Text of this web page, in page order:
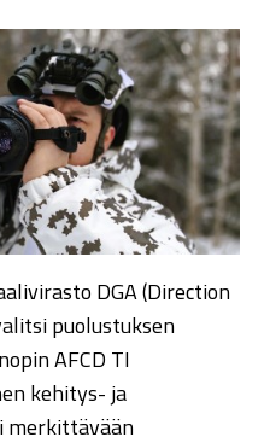
DGA (Direction
puolustuksen
AFCD TI
kehitys- ja
merkittävään